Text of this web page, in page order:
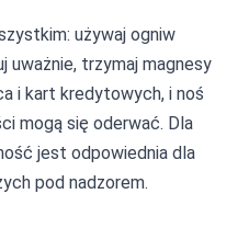
używaj ogniw
uważnie, trzymaj magnesy
i kart kredytowych, i noś
mogą się oderwać. Dla
jest odpowiednia dla
pod nadzorem.